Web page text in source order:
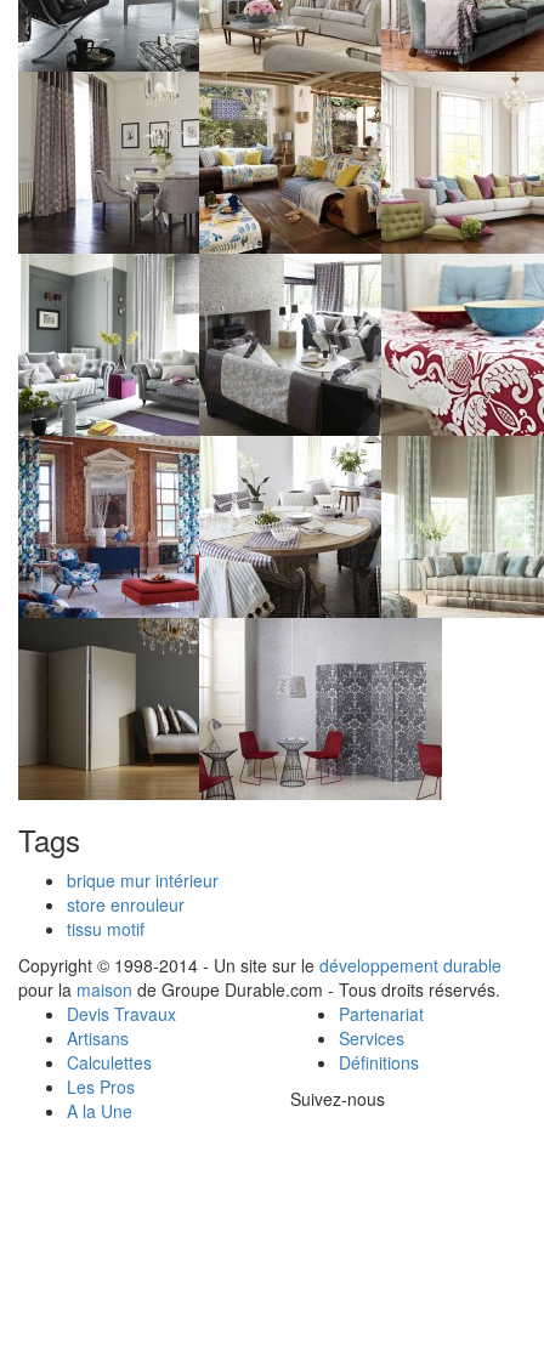
Tags
brique mur intérieur
store enrouleur
tissu motif
Copyright © 1998-2014 - Un site sur le développement durable
pour la maison de Groupe Durable.com - Tous droits réservés.
Devis Travaux
Artisans
Calculettes
Les Pros
A la Une
Partenariat
Services
Définitions
Suivez-nous